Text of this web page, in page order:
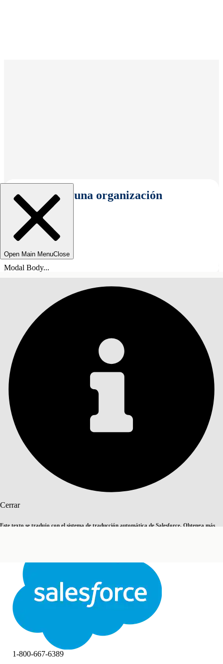
Seleccionar una organización
Open Main MenuClose
Modal Body...
Cerrar
Este texto se tradujo con el sistema de traducción automática de Salesforce. Obtenga más
Cerrar Cerrar
Índice de materias
ÍNDICE DE MATERIAS
Buscar
1-800-667-6389